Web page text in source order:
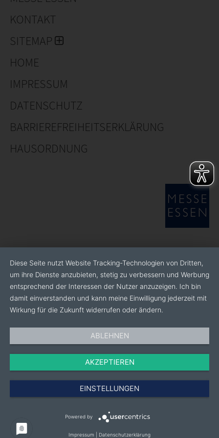
KONTAKT
SITEMAP
HOME
IMPRESSUM
DATENSCHUTZ
BARRIEREFREIHEITSERKLÄRUNG
HAUSORDNUNG
Diese Seite nutzt Website Tracking-Technologien von Dritten,
um ihre Dienste anzubieten, stetig zu verbessern und Werbung
entsprechend der Interessen der Nutzer anzuzeigen. Ich bin
damit einverstanden und kann meine Einwilligung jederzeit mit
Wirkung für die Zukunft widerrufen oder ändern.
ABLEHNEN
AKZEPTIEREN
EINSTELLUNGEN
Powered by
Impressum Datenschutzerklärung